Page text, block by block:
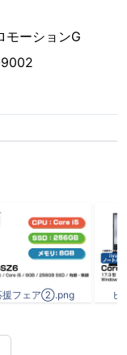
モーションG
援フェア②.png ビ